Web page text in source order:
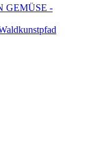
GEMÜSE -